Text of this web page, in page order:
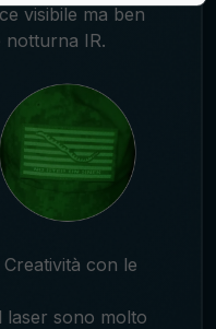
visibile ma ben
notturna IR.
con le
laser sono molto